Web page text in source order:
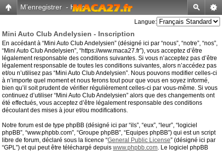
M’enregistrer - Home
Langue:
Mini Auto Club Andelysien - Inscription
En accédant à “Mini Auto Club Andelysien” (désigné ici par “nous”, “notre”, “nos”,
“Mini Auto Club Andelysien”, “https://www.maca27.fr”), vous acceptez d’être
légalement responsable des conditions suivantes. Si vous n’acceptez pas d’être
légalement responsable de toutes les conditions suivantes, alors n’accédez pas
et/ou n’utilisez pas “Mini Auto Club Andelysien”. Nous pouvons modifier celles-ci
à n’importe quel moment et nous ferons tout pour que vous en soyez informé,
bien qu’il soit prudent de vérifier régulièrement celles-ci par vous-même. Si vous
continuez d’utiliser “Mini Auto Club Andelysien” alors que des changements ont
été effectués, vous acceptez d’être légalement responsable des conditions
découlant des mises à jour et/ou modifications.
Notre forum est de type phpBB (désigné ici par “ils”, “eux”, “leur”, “logiciel
phpBB”, “www.phpbb.com”, “Groupe phpBB”, “Equipes phpBB”) qui est un script
libre de forum, déclaré sous la licence “General Public License” (désigné ici par
“GPL”) et qui peut être téléchargé depuis www.phpbb.com. Le logiciel phpBB